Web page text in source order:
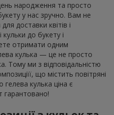
народження та просто
у нас зручно. Вам не
доставки квітів і
кульки до букету і
отримати одним
кулька — це не просто
Тому ми з відповідальністю
що містить повітряні
гелева кулька ціна є
гарантовано!